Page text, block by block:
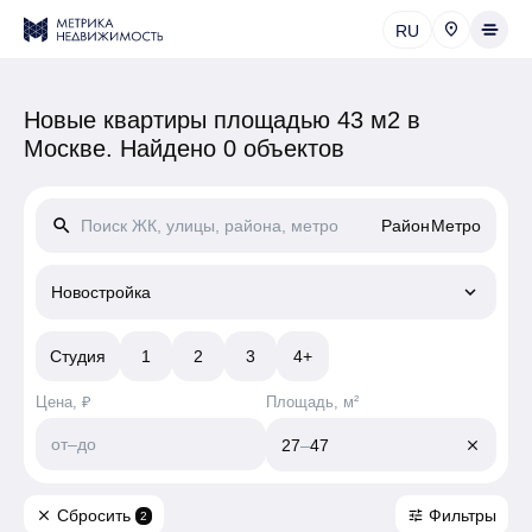
RU
Новые квартиры площадью 43 м2 в
Москве. Найдено 0 объектов
search РайонМетро
Новостройка keyboard_arrow_down
Студия 1 2 3 4+
Цена, ₽
от–до
Площадь, м²
27–47 close
close Сбросить 2 tune Фильтры